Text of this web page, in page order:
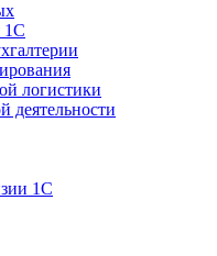
1С
логистики
деятельности
1С